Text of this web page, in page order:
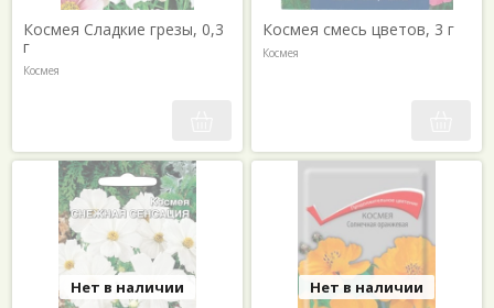
Космея Сладкие грезы, 0,3
г
Космея
Космея смесь цветов, 3 г
Космея
Нет в наличии Нет в наличии